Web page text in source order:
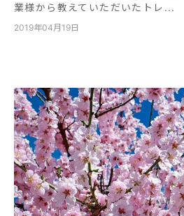
業様から教えていただいたトレ...
2019年04月19日